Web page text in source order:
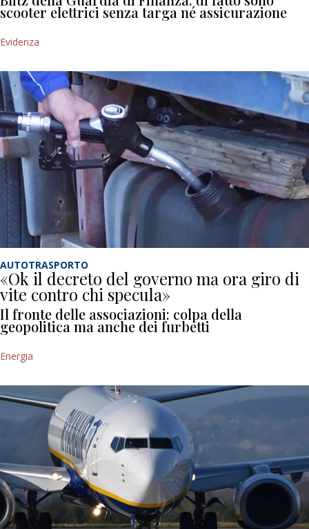
scooter elettrici senza targa né assicurazione
Evidenza
AUTOTRASPORTO
«Ok il decreto del governo ma ora giro di
vite contro chi specula»
Il fronte delle associazioni: colpa della
geopolitica ma anche dei furbetti
Energia